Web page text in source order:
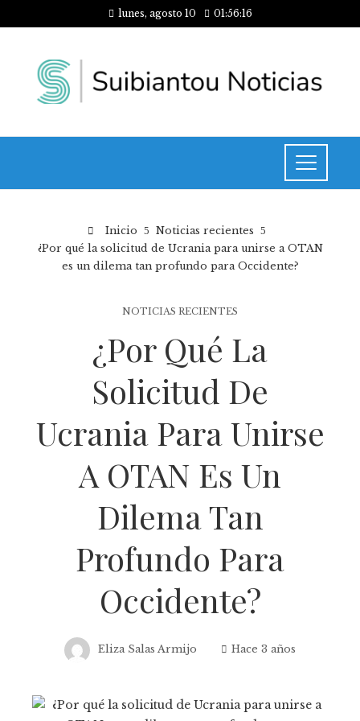
lunes, agosto 10 01:56:17
Inicio
Noticias recientes
¿Por qué la solicitud de Ucrania para unirse a OTAN
es un dilema tan profundo para Occidente?
NOTICIAS RECIENTES
¿Por Qué La
Solicitud De
Ucrania Para Unirse
A OTAN Es Un
Dilema Tan
Profundo Para
Occidente?
Eliza Salas Armijo Hace 3 años